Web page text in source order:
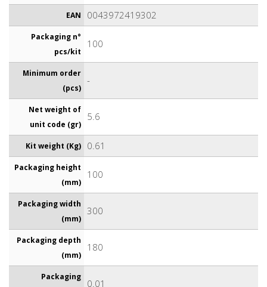
EAN 0043972419302
Packaging n°
pcs/kit
100
Minimum order
(pcs)
-
Net weight of
unit code (gr)
5.6
Kit weight (Kg) 0.61
Packaging height
(mm)
100
Packaging width
(mm)
300
Packaging depth
(mm)
180
Packaging
0.01